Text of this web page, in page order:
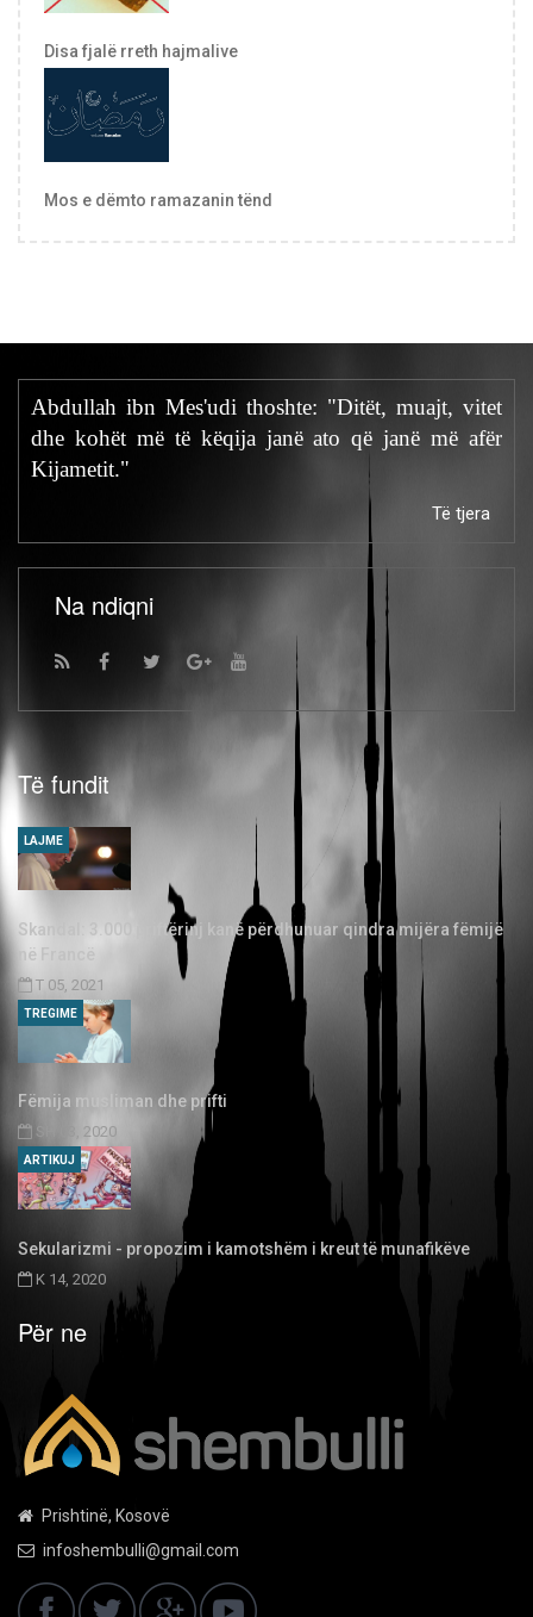
Disa fjalë rreth hajmalive
Mos e dëmto ramazanin tënd
Abdullah ibn Mes'udi thoshte: "Ditët, muajt, vitet
dhe kohët më të këqija janë ato që janë më afër
Kijametit."
Të tjera
Na ndiqni
Të fundit
Skandal: 3.000 priftërinj kanë përdhunuar qindra mijëra fëmijë
në Francë
T 05, 2021
LAJME
Fëmija musliman dhe prifti
SH 03, 2020
TREGIME
Sekularizmi - propozim i kamotshëm i kreut të munafikëve
K 14, 2020
ARTIKUJ
Për ne
Prishtinë, Kosovë
infoshembulli@gmail.com